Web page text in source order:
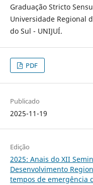
Graduação Stricto
Universidade Regional
do Sul - UNIJUÍ.
PDF
Publicado
2025-11-19
Edição
2025: Anais do XII
Desenvolvimento
tempos de emergência